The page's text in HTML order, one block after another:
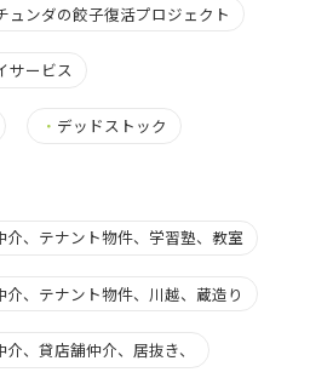
ュンダの餃子復活プロジェクト
サービス
・ デッドストック
、テナント物件、学習塾、教室
、テナント物件、川越、蔵造り
、貸店舗仲介、居抜き、